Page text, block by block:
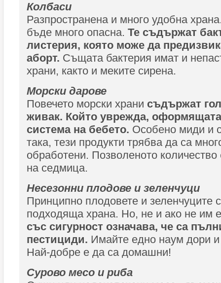
Колбаси
Разпространена и много удобна
бъде много опасна. Те съдържат
листерия, която може да
аборт. Същата бактерия имат и
храни, както и меките сирена.
Морски дарове
Повечето морски храни съдържат
живак. Който уврежда,
система на бебето. Особено миди и
така, тези продукти трябва да са
обработени. Позволеното количество
на седмица.
Несезонни плодове и зеленчуци
Принципно плодовете и зеленчуците
подходяща храна. Но, не и ако не им
със сигурност означава, че са
пестициди. Имайте едно наум дори
Най-добре е да са домашни!
Сурово месо и риба